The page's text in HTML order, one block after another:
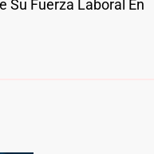
Su Fuerza Laboral En